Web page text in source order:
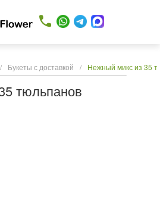
/ Букеты с доставкой / Нежный микс из 35
тюльпанов